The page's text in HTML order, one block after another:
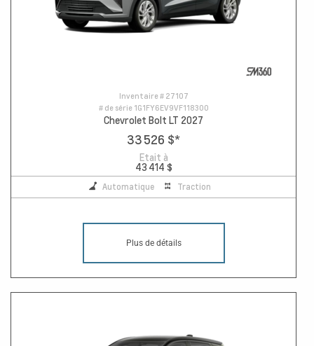
Inventaire # 27107
# de série 1G1FY6EV9VF118300
Chevrolet Bolt LT 2027
33 526 $*
Etait à
43 414 $
Automatique Traction
Plus de détails